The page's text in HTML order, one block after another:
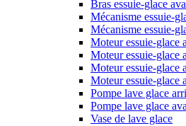
Bras essuie-glace
Mécanisme essuie-
Mécanisme essuie-
Moteur essuie-glace
Moteur essuie-glace
Moteur essuie-glace
Moteur essuie-glace
Pompe lave glace
Pompe lave glace
Vase de lave glace